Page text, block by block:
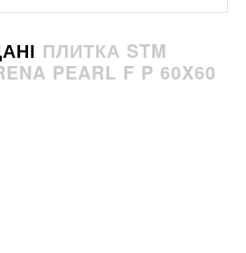
ПЛИТКА STM
PEARL F P 60X60